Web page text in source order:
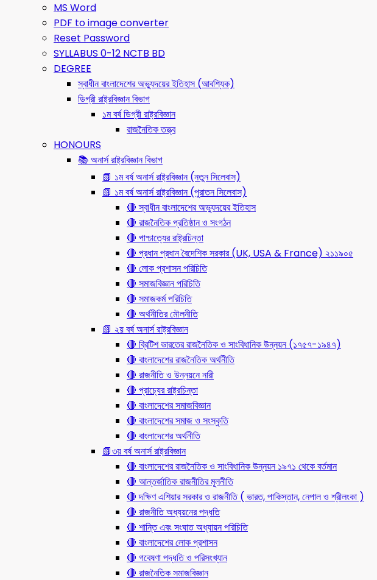
MS Word
PDF to image converter
Reset Password
SYLLABUS 0-12 NCTB BD
DEGREE
স্বাধীন বাংলাদেশের অভ্যুদয়ের ইতিহাস (আবশ্যিক)
ডিগ্রী রাষ্ট্রবিজ্ঞান বিভাগ
১ম বর্ষ ডিগ্রী রাষ্ট্রবিজ্ঞান
রাজনৈতিক তত্ত্ব
HONOURS
📚 অনার্স রাষ্ট্রবিজ্ঞান বিভাগ
📗 ১ম বর্ষ অনার্স রাষ্ট্রবিজ্ঞান (নতুন সিলেবাস)
📗 ১ম বর্ষ অনার্স রাষ্ট্রবিজ্ঞান (পুরাতন সিলেবাস)
🔴 স্বাধীন বাংলাদেশের অভ্যুদয়ের ইতিহাস
🔴 রাজনৈতিক প্রতিষ্ঠান ও সংগঠন
🔴 পাশ্চাত্যের রাষ্ট্রচিন্তা
🔴 প্রধান প্রধান বৈদেশিক সরকার (UK, USA & France) ২১১৯০৫
🔴 লোক প্রশাসন পরিচিতি
🔴 সমাজবিজ্ঞান পরিচিতি
🔴 সমাজকর্ম পরিচিতি
🔴 অর্থনীতির মৌলনীতি
📗 ২য় বর্ষ অনার্স রাষ্ট্রবিজ্ঞান
🔴 ব্রিটিশ ভারতের রাজনৈতিক ও সাংবিধানিক উন্নয়ন (১৭৫৭-১৯৪৭)
🔴 বাংলাদেশের রাজনৈতিক অর্থনীতি
🔴 রাজনীতি ও উন্নয়নে নারী
🔴 প্রাচ্যের রাষ্ট্রচিন্তা
🔴 বাংলাদেশের সমাজবিজ্ঞান
🔴 বাংলাদেশের সমাজ ও সংস্কৃতি
🔴 বাংলাদেশের অর্থনীতি
📗৩য় বর্ষ অনার্স রাষ্ট্রবিজ্ঞান
🔴 বাংলাদেশের রাজনৈতিক ও সাংবিধানিক উন্নয়ন ১৯৭১ থেকে বর্তমান
🔴 আন্তর্জাতিক রাজনীতির মূলনীতি
🔴 দক্ষিণ এশিয়ার সরকার ও রাজনীতি ( ভারত, পাকিস্তান, নেপাল ও শ্রীলংকা )
🔴 রাজনীতি অধ্যয়নের পদ্ধতি
🔴 শান্তি এবং সংঘাত অধ্যায়ন পরিচিতি
🔴 বাংলাদেশের লোক প্রশাসন
🔴 গবেষণা পদ্ধতি ও পরিসংখ্যান
🔴 রাজনৈতিক সমাজবিজ্ঞান